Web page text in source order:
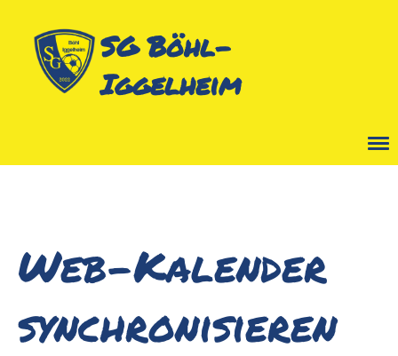
SG Böhl-
Iggelheim
Web-Kalender
synchronisieren